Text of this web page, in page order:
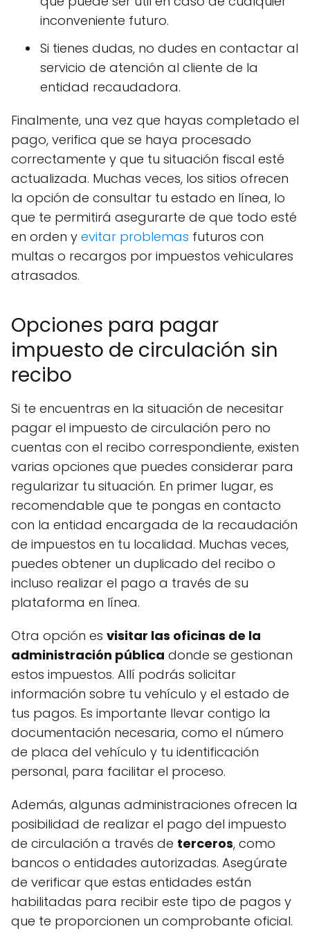
inconveniente futuro.
Si tienes dudas, no dudes en contactar al
servicio de atención al cliente de la
entidad recaudadora.
Finalmente, una vez que hayas completado el
pago, verifica que se haya procesado
correctamente y que tu situación fiscal esté
actualizada. Muchas veces, los sitios ofrecen
la opción de consultar tu estado en línea, lo
que te permitirá asegurarte de que todo esté
en orden y evitar problemas futuros con
multas o recargos por impuestos vehiculares
atrasados.
Opciones para pagar
impuesto de circulación sin
recibo
Si te encuentras en la situación de necesitar
pagar el impuesto de circulación pero no
cuentas con el recibo correspondiente, existen
varias opciones que puedes considerar para
regularizar tu situación. En primer lugar, es
recomendable que te pongas en contacto
con la entidad encargada de la recaudación
de impuestos en tu localidad. Muchas veces,
puedes obtener un duplicado del recibo o
incluso realizar el pago a través de su
plataforma en línea.
Otra opción es visitar las oficinas de la
administración pública donde se gestionan
estos impuestos. Allí podrás solicitar
información sobre tu vehículo y el estado de
tus pagos. Es importante llevar contigo la
documentación necesaria, como el número
de placa del vehículo y tu identificación
personal, para facilitar el proceso.
Además, algunas administraciones ofrecen la
posibilidad de realizar el pago del impuesto
de circulación a través de terceros, como
bancos o entidades autorizadas. Asegúrate
de verificar que estas entidades están
habilitadas para recibir este tipo de pagos y
que te proporcionen un comprobante oficial.